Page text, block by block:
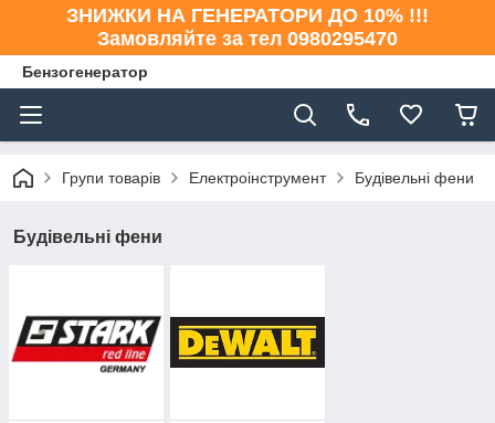
ЗНИЖКИ НА ГЕНЕРАТОРИ ДО 10% !!!
Замовляйте за тел 0980295470
Бензогенератор
Групи товарів Електроінструмент Будівельні фени
Будівельні фени